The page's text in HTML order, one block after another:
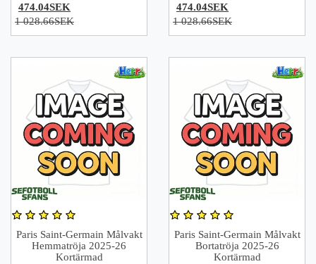
474.04SEK
1 028.66SEK
474.04SEK
1 028.66SEK
Paris Saint-Germain Målvakt
Hemmatröja 2025-26
Kortärmad
Paris Saint-Germain Målvakt
Bortatröja 2025-26
Kortärmad